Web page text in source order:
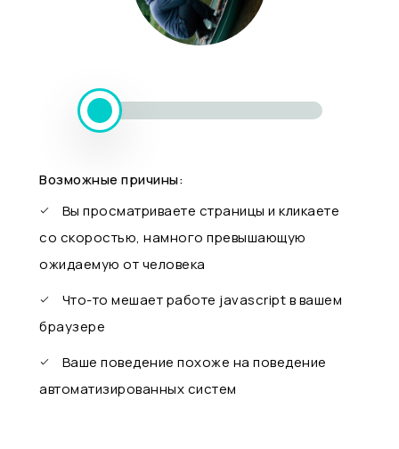
Возможные причины:
Вы просматриваете страницы и кликаете
со скоростью, намного превышающую
ожидаемую от человека
Что-то мешает работе javascript в вашем
браузере
Ваше поведение похоже на поведение
автоматизированных систем